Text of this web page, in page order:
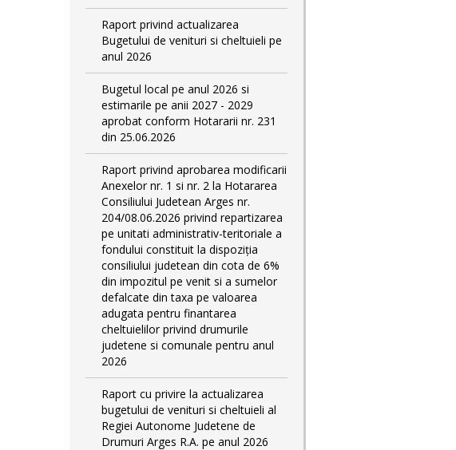
Raport privind actualizarea
Bugetului de venituri si cheltuieli pe
anul 2026
Bugetul local pe anul 2026 si
estimarile pe anii 2027 - 2029
aprobat conform Hotararii nr. 231
din 25.06.2026
Raport privind aprobarea modificarii
Anexelor nr. 1 si nr. 2 la Hotararea
Consiliului Judetean Arges nr.
204/08.06.2026 privind repartizarea
pe unitati administrativ-teritoriale a
fondului constituit la dispoziția
consiliului judetean din cota de 6%
din impozitul pe venit si a sumelor
defalcate din taxa pe valoarea
adugata pentru finantarea
cheltuielilor privind drumurile
judetene si comunale pentru anul
2026
Raport cu privire la actualizarea
bugetului de venituri si cheltuieli al
Regiei Autonome Judetene de
Drumuri Arges R.A. pe anul 2026